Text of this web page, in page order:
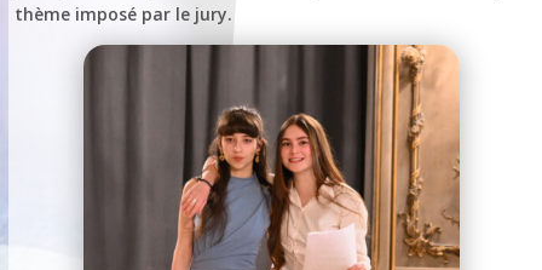
thème imposé par le jury.